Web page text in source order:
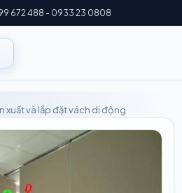
672 488 - 0933 23 0808
xuất và lắp đặt vách di động